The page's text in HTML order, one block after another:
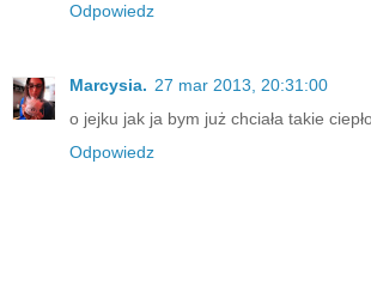
Odpowiedz
Marcysia. 27 mar 2013, 20:31:00
o jejku jak ja bym już chciała takie
Odpowiedz